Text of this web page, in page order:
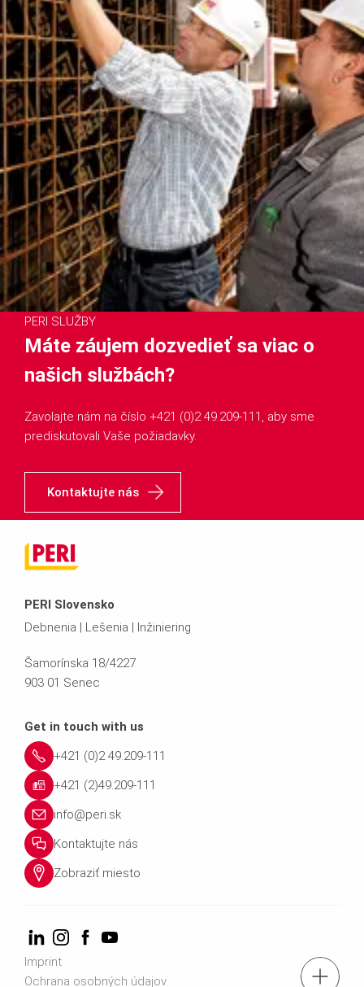
tel.: +421 (0)2 49.209-111
PERI SLUŽBY
Máte záujem dozvedieť sa viac o
našich službách?
Zavolajte nám na číslo +421 (0)2 49.209-111, aby sme
prediskutovali Vaše požiadavky.
Kontaktujte nás
PERI Slovensko
Debnenia | Lešenia | Inžiniering
Šamorínska 18/4227
903 01 Senec
Get in touch with us
+421 (0)2 49.209-111
+421 (2)49.209-111
info@peri.sk
Kontaktujte nás
Zobraziť miesto
Imprint
Ochrana osobných údajov